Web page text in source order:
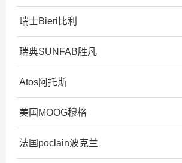
瑞士Bieri比利
瑞典SUNFAB胜凡
Atos阿托斯
美国MOOG穆格
法国poclain波克兰